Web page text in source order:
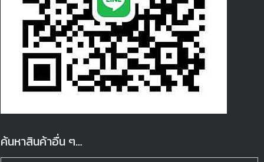
ค้นหาสินค้าอื่น ๆ…